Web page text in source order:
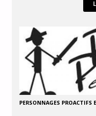
PERSONNAGES PROACTIFS